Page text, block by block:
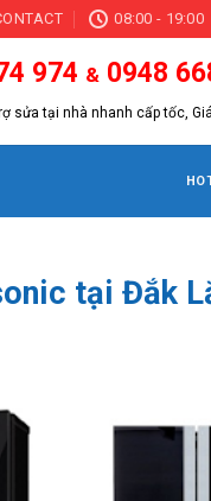
08:00 - 19:00
974 & 0948
sửa tại nhà nhanh cấp tốc,
tại Đắk